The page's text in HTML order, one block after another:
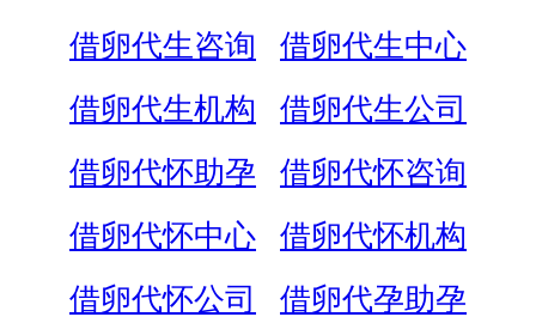
借卵代生咨询
借卵代生中心
借卵代生机构
借卵代生公司
借卵代怀助孕
借卵代怀咨询
借卵代怀中心
借卵代怀机构
借卵代怀公司
借卵代孕助孕